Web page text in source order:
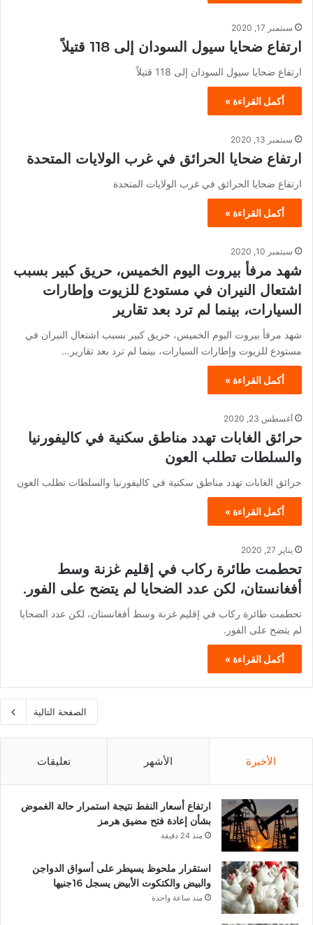
سبتمبر 17, 2020
ارتفاع ضحايا سيول السودان إلى 118 قتيلاً
ارتفاع ضحايا سيول السودان إلى 118 قتيلاً
أكمل القراءة »
سبتمبر 13, 2020
ارتفاع ضحايا الحرائق في غرب الولايات المتحدة
ارتفاع ضحايا الحرائق في غرب الولايات المتحدة
أكمل القراءة »
سبتمبر 10, 2020
شهد مرفأ بيروت اليوم الخميس، حريق كبير بسبب
اشتعال النيران في مستودع للزيوت وإطارات
السيارات، بينما لم ترد بعد تقارير
شهد مرفأ بيروت اليوم الخميس، حريق كبير بسبب اشتعال النيران في
مستودع للزيوت وإطارات السيارات، بينما لم ترد بعد تقارير…
أكمل القراءة »
أغسطس 23, 2020
حرائق الغابات تهدد مناطق سكنية في كاليفورنيا
والسلطات تطلب العون
حرائق الغابات تهدد مناطق سكنية في كاليفورنيا والسلطات تطلب العون
أكمل القراءة »
يناير 27, 2020
تحطمت طائرة ركاب في إقليم غزنة وسط
أفغانستان، لكن عدد الضحايا لم يتضح على الفور.
تحطمت طائرة ركاب في إقليم غزنة وسط أفغانستان، لكن عدد الضحايا
لم يتضح على الفور.
أكمل القراءة »
الصفحة التالية
الأخيرة الأشهر تعليقات
ارتفاع أسعار النفط نتيجة استمرار حالة الغموض
بشأن إعادة فتح مضيق هرمز
منذ 24 دقيقة
استقرار ملحوظ يسيطر على أسواق الدواجن
والبيض والكتكوت الأبيض يسجل 16جنيها
منذ ساعة واحدة